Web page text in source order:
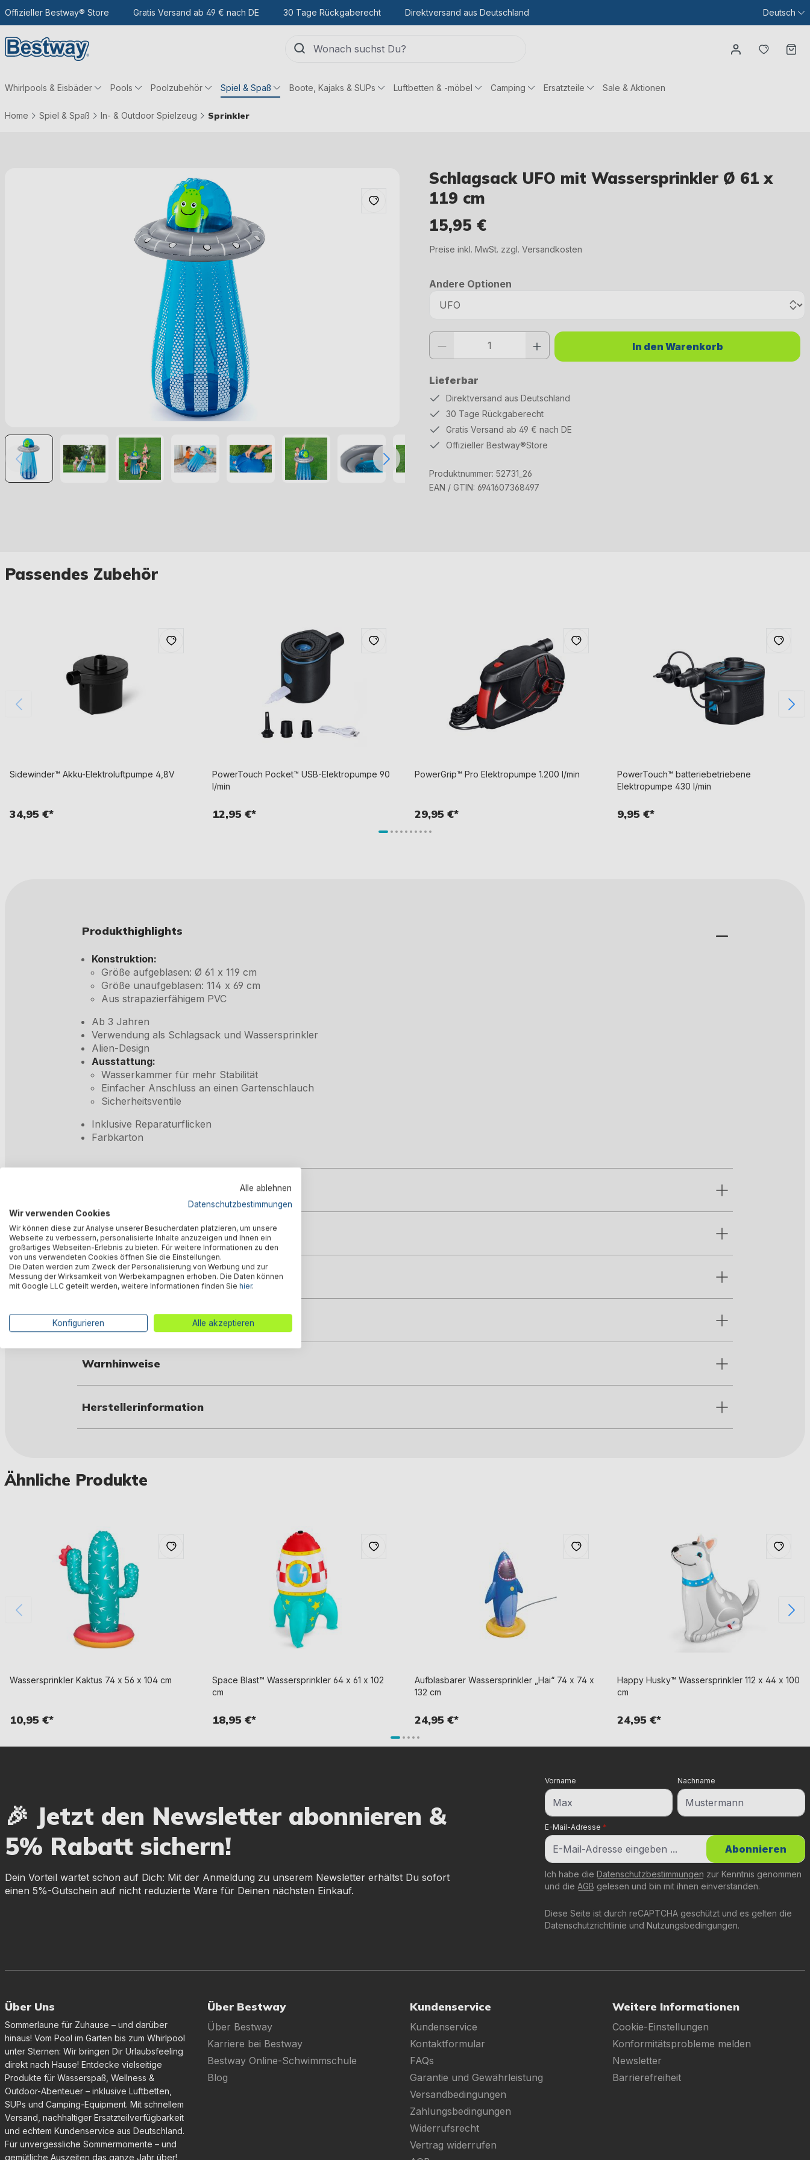
Hauptinhalt
Zur Suche
Zur Hauptnavigation
Offizieller Bestway® Store Gratis Versand ab 49 € nach DE 30 Tage Rückgaberecht Direktversand aus Deutschland Deutsch
Du
Whirlpools & Eisbäder Pools Poolzubehör Spiel & Spaß Boote, Kajaks & SUPs Luftbetten & -möbel Camping Ersatzteile Sale & Aktionen
Home Spiel & Spaß In- & Outdoor Spielzeug Sprinkler
Schlagsack UFO mit Wassersprinkler Ø 61 x
119 cm
15,95 €
Preise inkl. MwSt. zzgl. Versandkosten
Lieferbar
Andere Optionen
Produkt Anzahl: Gib den gewünschten Wert ein oder benutze die Schaltflächen um die Anzahl zu erhöhen
In den Warenkorb
Direktversand aus Deutschland
30 Tage Rückgaberecht
Gratis Versand ab 49 € nach DE
Offizieller Bestway®Store
Produktnummer: 52731_26
EAN / GTIN: 6941607368497
Passendes Zubehör
Sidewinder™ Akku-Elektroluftpumpe 4,8V
34,95 €*
PowerTouch Pocket™ USB-Elektropumpe 90
l/min
12,95 €*
PowerGrip™ Pro Elektropumpe 1.200 l/min
29,95 €*
PowerTouch™ batteriebetriebene
Elektropumpe 430 l/min
9,95 €*
Produkthighlights
Konstruktion:
Größe aufgeblasen: Ø 61 x 119 cm
Größe unaufgeblasen: 114 x 69 cm
Aus strapazierfähigem PVC
Ab 3 Jahren
Verwendung als Schlagsack und Wassersprinkler
Alien-Design
Ausstattung:
Wasserkammer für mehr Stabilität
Einfacher Anschluss an einen Gartenschlauch
Sicherheitsventile
Inklusive Reparaturflicken
Farbkarton
Bewertungen
Technische Daten
Downloads
Warnhinweise
Herstellerinformation
Ähnliche Produkte
Wassersprinkler Kaktus 74 x 56 x 104 cm
10,95 €*
Space Blast™ Wassersprinkler 64 x 61 x 102
cm
18,95 €*
Aufblasbarer Wassersprinkler „Hai“ 74 x 74 x
132 cm
24,95 €*
Happy Husky™ Wassersprinkler 112 x 44 x 100
cm
24,95 €*
🎉 Jetzt den Newsletter abonnieren &
5% Rabatt sichern!
Dein Vorteil wartet schon auf Dich: Mit der Anmeldung zu unserem Newsletter erhältst Du sofort
einen 5%-Gutschein auf nicht reduzierte Ware für Deinen nächsten Einkauf.
E-Mail-Adresse *
Vorname Nachname
Diese Seite ist durch reCAPTCHA geschützt und es gelten die
Datenschutzrichtlinie und Nutzungsbedingungen.
Ich habe die Datenschutzbestimmungen zur Kenntnis genommen
und die AGB gelesen und bin mit ihnen einverstanden.
Abonnieren
Über Uns
Sommerlaune für Zuhause – und darüber
hinaus! Vom Pool im Garten bis zum Whirlpool
unter Sternen: Wir bringen Dir Urlaubsfeeling
direkt nach Hause! Entdecke vielseitige
Produkte für Wasserspaß, Wellness &
Outdoor-Abenteuer – inklusive Luftbetten,
SUPs und Camping-Equipment. Mit schnellem
Versand, nachhaltiger Ersatzteilverfügbarkeit
und echtem Kundenservice aus Deutschland.
Für unvergessliche Sommermomente – und
gemütliche Auszeiten das ganze Jahr über!
Über Bestway
Über Bestway
Karriere bei Bestway
Bestway Online-Schwimmschule
Blog
Kundenservice
Kundenservice
Kontaktformular
FAQs
Garantie und Gewährleistung
Versandbedingungen
Zahlungsbedingungen
Widerrufsrecht
Vertrag widerrufen
Weitere Informationen
Cookie-Einstellungen
Konformitätsprobleme melden
Newsletter
Barrierefreiheit
Alle ablehnen
Datenschutzbestimmungen
Wir verwenden Cookies
Wir können diese zur Analyse unserer Besucherdaten platzieren, um unsere
Webseite zu verbessern, personalisierte Inhalte anzuzeigen und Ihnen ein
großartiges Webseiten-Erlebnis zu bieten. Für weitere Informationen zu den
von uns verwendeten Cookies öffnen Sie die Einstellungen.
Die Daten werden zum Zweck der Personalisierung von Werbung und zur
Messung der Wirksamkeit von Werbekampagnen erhoben. Die Daten können
mit Google LLC geteilt werden, weitere Informationen finden Sie hier.
Konfigurieren Alle akzeptieren